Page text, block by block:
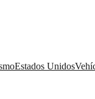
Estados Unidos